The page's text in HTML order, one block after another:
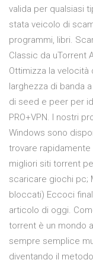
valida per qualsiasi
stata veicolo di
programmi, libri.
Classic da uTorrent
Ottimizza la velocità
larghezza di banda
di seed e peer per
PRO+VPN. I nostri
Windows sono
trovare
migliori siti torrent
scaricare giochi pc;
bloccati) Eccoci
articolo di oggi.
torrent è un mondo
sempre semplice
diventando il